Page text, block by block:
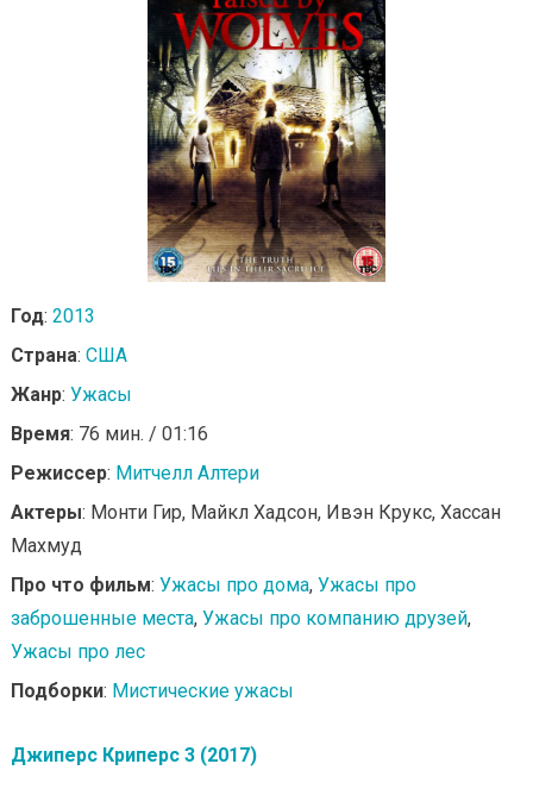
Год: 2013
Страна: США
Жанр: Ужасы
Время: 76 мин. / 01:16
Режиссер: Митчелл Алтери
Актеры: Монти Гир, Майкл Хадсон, Ивэн Крукс, Хассан
Махмуд
Про что фильм: Ужасы про дома, Ужасы про
заброшенные места, Ужасы про компанию друзей,
Ужасы про лес
Подборки: Мистические ужасы
Джиперс Криперс 3 (2017)